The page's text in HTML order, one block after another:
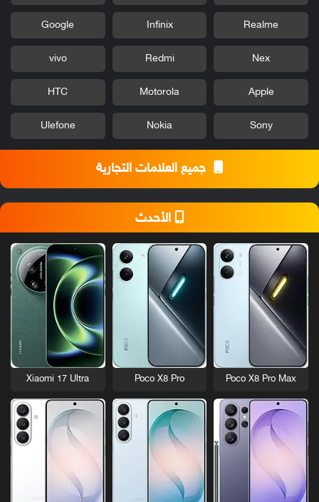
Realme
Infinix
Google
Nex
Redmi
vivo
Apple
Motorola
HTC
Sony
Nokia
Ulefone
جميع العلامات التجارية
الأحدث
Poco X8 Pro Max
Poco X8 Pro
Xiaomi 17 Ultra